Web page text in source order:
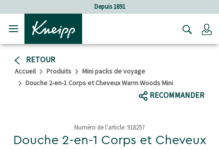
Sauter au contenu du pied de page
Depuis 1891
RETOUR
Accueil Produits
Mini packs de voyage
Douche 2-en-1 Corps et Cheveux Warm Woods Mini
RECOMMANDER
Numéro de l'article: 918257
Douche 2-en-1 Corps et Cheveux